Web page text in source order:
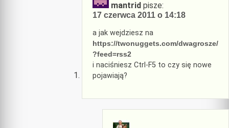
mantrid pisze:
17 czerwca 2011 o 14:18
a jak wejdziesz na
https://twonuggets.com/dwagrosze/
?feed=rss2
i naciśniesz Ctrl-F5 to czy się nowe
pojawiają?